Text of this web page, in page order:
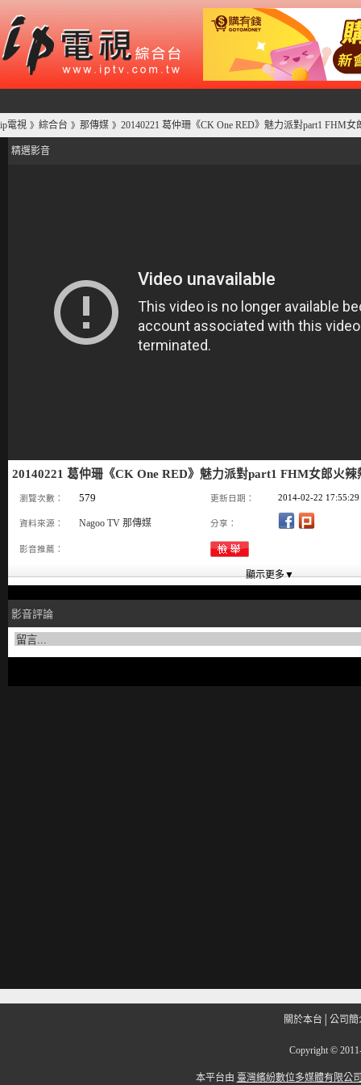
ip電視 》 綜合台 》 那傳媒 》 20140221 葛仲珊《CK One RED》魅力派對part1 FHM女
精選影音
20140221 葛仲珊《CK One RED》魅力派對part1 FHM女郎火辣
瀏覽次數： 579 更新日期： 2014-02-22 17:55:29
資料來源： Nagoo TV 那傳媒 分享：
影音推薦：
影音評論
關於本台 公司簡
Copyright ©
本平台由 臺灣繽紛數位多媒體有限公